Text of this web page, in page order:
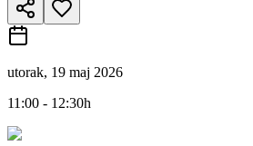
utorak, 19 maj 2026
11:00 - 12:30h